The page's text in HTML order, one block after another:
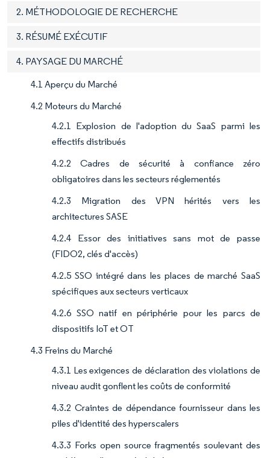
2. MÉTHODOLOGIE DE RECHERCHE
3. RÉSUMÉ EXÉCUTIF
4. PAYSAGE DU MARCHÉ
4.1 Aperçu du Marché
4.2 Moteurs du Marché
4.2.1 Explosion de l'adoption du SaaS parmi les
effectifs distribués
4.2.2 Cadres de sécurité à confiance zéro
obligatoires dans les secteurs réglementés
4.2.3 Migration des VPN hérités vers les
architectures SASE
4.2.4 Essor des initiatives sans mot de passe
(FIDO2, clés d'accès)
4.2.5 SSO intégré dans les places de marché SaaS
spécifiques aux secteurs verticaux
4.2.6 SSO natif en périphérie pour les parcs de
dispositifs IoT et OT
4.3 Freins du Marché
4.3.1 Les exigences de déclaration des violations de
niveau audit gonflent les coûts de conformité
4.3.2 Craintes de dépendance fournisseur dans les
piles d'identité des hyperscalers
4.3.3 Forks open source fragmentés soulevant des